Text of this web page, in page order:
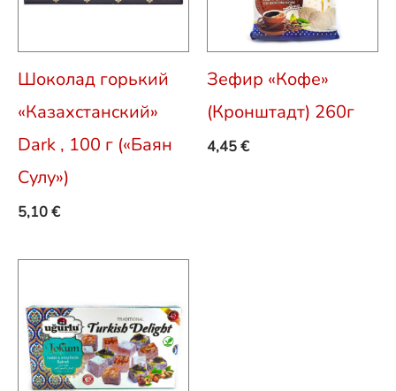
Шоколад горький
«Казахстанский»
Dark , 100 г («Баян
Сулу»)
5,10€
Зефир «Кофе»
(Кронштадт) 260г
4,45€